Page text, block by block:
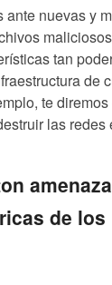
ante nuevas y
tan
de
te
las redes
de los